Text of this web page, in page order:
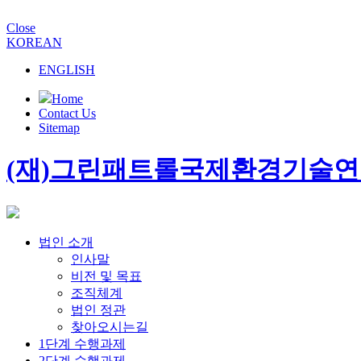
Close
KOREAN
ENGLISH
Home
Contact Us
Sitemap
(재)그린패트롤국제환경기술
법인 소개
인사말
비전 및 목표
조직체계
법인 정관
찾아오시는길
1단계 수행과제